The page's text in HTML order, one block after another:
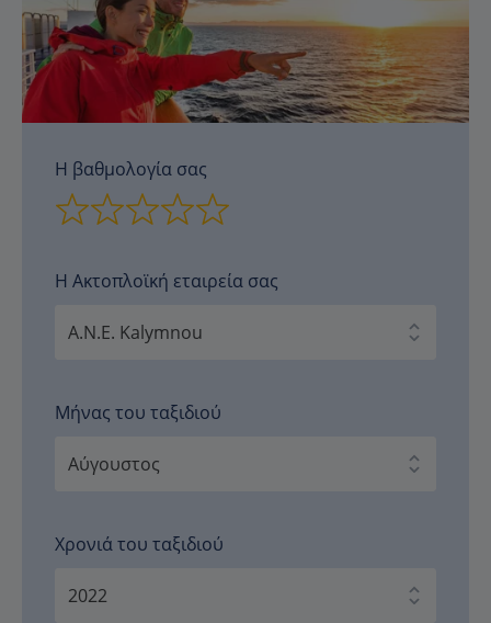
Η βαθμολογία σας
Η Ακτοπλοϊκή εταιρεία σας
Μήνας του ταξιδιού
Χρονιά του ταξιδιού